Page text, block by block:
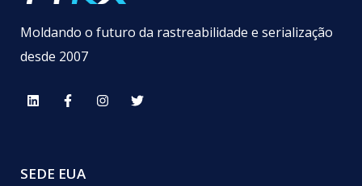
Moldando o futuro da rastreabilidade e serialização
desde 2007
SEDE EUA